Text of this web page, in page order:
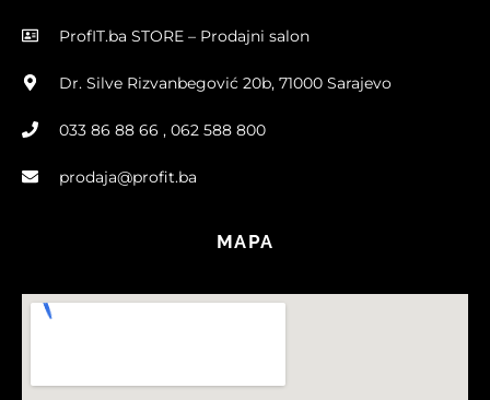
ProfIT.ba STORE – Prodajni salon
Dr. Silve Rizvanbegović 20b, 71000 Sarajevo
033 86 88 66 , 062 588 800
prodaja@profit.ba
MAPA